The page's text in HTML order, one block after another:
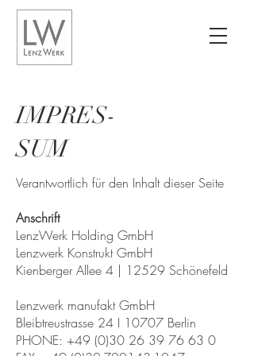
IMPRES-
SUM
Verantwortlich für den Inhalt dieser Seite
Anschrift
LenzWerk Holding GmbH
Lenzwerk Konstrukt GmbH
Kienberger Allee 4 | 12529 Schönefeld
Lenzwerk manufakt GmbH
Bleibtreustrasse 24 I 10707 Berlin
PHONE: +49 (0)30 26 39 76 63 0